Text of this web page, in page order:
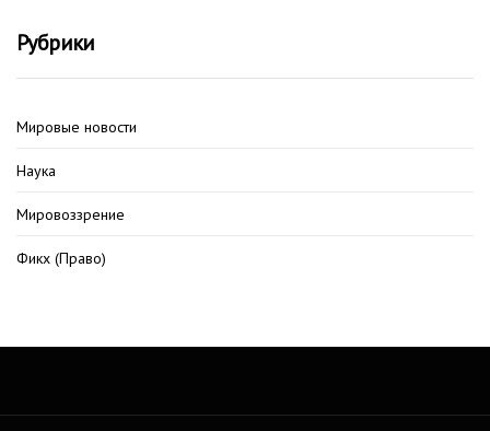
Рубрики
Мировые новости
Наука
Мировоззрение
Фикх (Право)